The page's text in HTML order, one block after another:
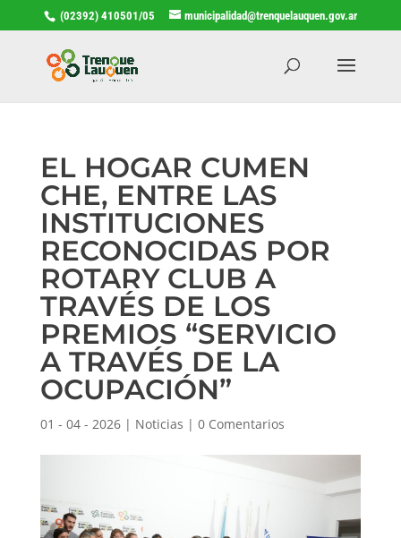
(02392) 410501/05 municipalidad@trenquelauquen.gov.ar
EL HOGAR CUMEN
CHE, ENTRE LAS
INSTITUCIONES
RECONOCIDAS POR
ROTARY CLUB A
TRAVÉS DE LOS
PREMIOS “SERVICIO
A TRAVÉS DE LA
OCUPACIÓN”
01 - 04 - 2026| Noticias | 0 Comentarios